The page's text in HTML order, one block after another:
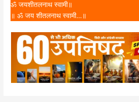
ॐ जयशीतलनाथ स्वामी॥
॥ ॐ जय शीतलनाथ स्वामी…॥